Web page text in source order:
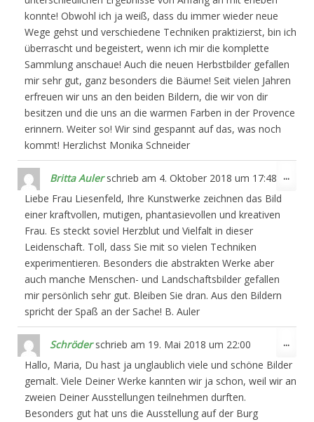
konnte! Obwohl ich ja weiß, dass du immer wieder neue
Wege gehst und verschiedene Techniken praktizierst, bin ich
überrascht und begeistert, wenn ich mir die komplette
Sammlung anschaue! Auch die neuen Herbstbilder gefallen
mir sehr gut, ganz besonders die Bäume! Seit vielen Jahren
erfreuen wir uns an den beiden Bildern, die wir von dir
besitzen und die uns an die warmen Farben in der Provence
erinnern. Weiter so! Wir sind gespannt auf das, was noch
kommt! Herzlichst Monika Schneider
Britta Auler schrieb am 4. Oktober 2018 um 17:48
Liebe Frau Liesenfeld, Ihre Kunstwerke zeichnen das Bild
einer kraftvollen, mutigen, phantasievollen und kreativen
Frau. Es steckt soviel Herzblut und Vielfalt in dieser
Leidenschaft. Toll, dass Sie mit so vielen Techniken
experimentieren. Besonders die abstrakten Werke aber
auch manche Menschen- und Landschaftsbilder gefallen
mir persönlich sehr gut. Bleiben Sie dran. Aus den Bildern
spricht der Spaß an der Sache! B. Auler
...Diese
Schröder schrieb am 19. Mai 2018 um 22:00
Hallo, Maria, Du hast ja unglaublich viele und schöne Bilder
gemalt. Viele Deiner Werke kannten wir ja schon, weil wir an
zweien Deiner Ausstellungen teilnehmen durften.
Besonders gut hat uns die Ausstellung auf der Burg
...Diese